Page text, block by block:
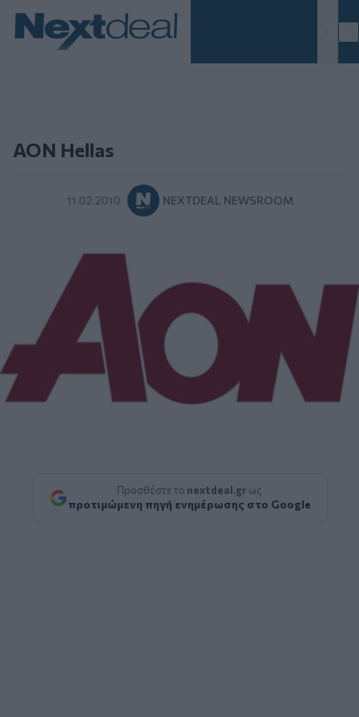
AON Hellas
11.02.2010 NEXTDEAL NEWSROOM
Προσθέστε το nextdeal.gr ως
προτιμώμενη πηγή ενημέρωσης στο Google